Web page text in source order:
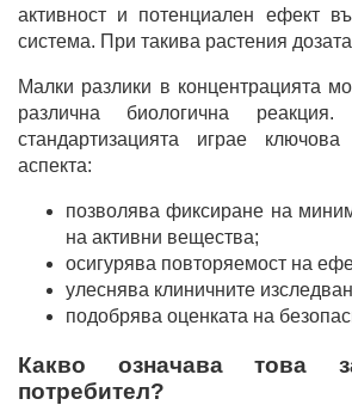
активност и потенциален ефект
система. При такива растения
Малки разлики в концентрацията
различна биологична
стандартизацията играе
аспекта:
позволява фиксиране на
на активни вещества;
осигурява повторяемост на
улеснява клиничните
подобрява оценката на
Какво означава това
потребител?